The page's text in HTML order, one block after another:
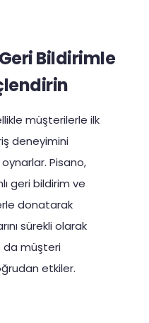
Bildirimle
müşterilerle ilk
deneyimini
Pisano,
geri bildirim ve
donatarak
sürekli olarak
da müşteri
etkiler.